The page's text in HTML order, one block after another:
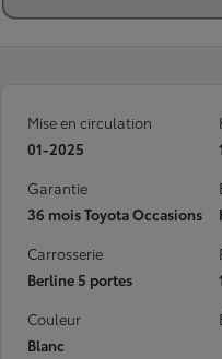
Mise en circulation
01-2025
Garantie
36 mois Toyota Occasions
Carrosserie
Berline 5 portes
Couleur
Blanc